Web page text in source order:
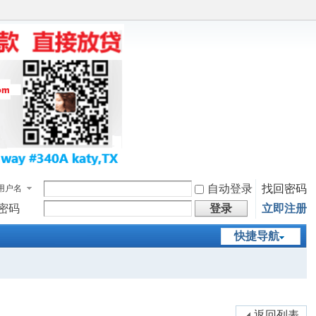
户名 自动登录
找回密码
码
登录 立即注册
快捷导航